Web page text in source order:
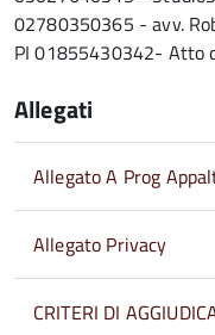
02780350365 - avv.
PI 01855430342- Atto
Allegati
Allegato A Prog
Allegato Privacy
CRITERI DI